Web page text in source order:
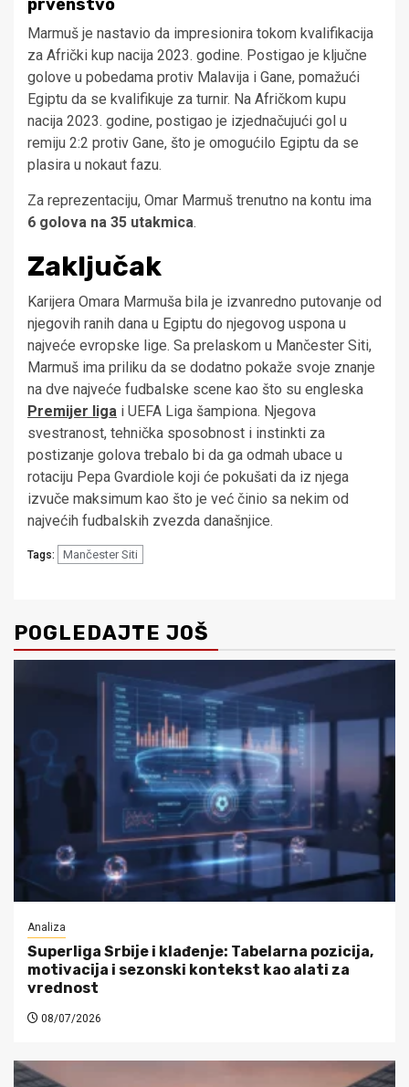
prvenstvo
Marmuš je nastavio da impresionira tokom kvalifikacija
za Afrički kup nacija 2023. godine. Postigao je ključne
golove u pobedama protiv Malavija i Gane, pomažući
Egiptu da se kvalifikuje za turnir. Na Afričkom kupu
nacija 2023. godine, postigao je izjednačujući gol u
remiju 2:2 protiv Gane, što je omogućilo Egiptu da se
plasira u nokaut fazu.
Za reprezentaciju, Omar Marmuš trenutno na kontu ima
6 golova na 35 utakmica.
Zaključak
Karijera Omara Marmuša bila je izvanredno putovanje od
njegovih ranih dana u Egiptu do njegovog uspona u
najveće evropske lige. Sa prelaskom u Mančester Siti,
Marmuš ima priliku da se dodatno pokaže svoje znanje
na dve najveće fudbalske scene kao što su engleska
Premijer liga i UEFA Liga šampiona. Njegova
svestranost, tehnička sposobnost i instinkti za
postizanje golova trebalo bi da ga odmah ubace u
rotaciju Pepa Gvardiole koji će pokušati da iz njega
izvuče maksimum kao što je već činio sa nekim od
najvećih fudbalskih zvezda današnjice.
Tags: Mančester Siti
POGLEDAJTE JOŠ
Analiza
Superliga Srbije i klađenje: Tabelarna pozicija,
motivacija i sezonski kontekst kao alati za
vrednost
08/07/2026